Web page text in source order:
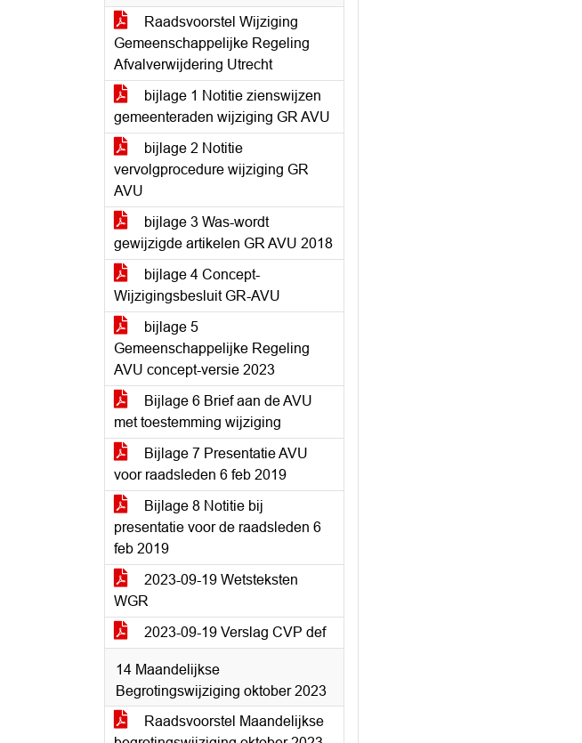
Raadsvoorstel Wijziging
Gemeenschappelijke Regeling
Afvalverwijdering Utrecht
bijlage 1 Notitie zienswijzen
gemeenteraden wijziging GR AVU
bijlage 2 Notitie
vervolgprocedure wijziging GR
AVU
bijlage 3 Was-wordt
gewijzigde artikelen GR AVU 2018
bijlage 4 Concept-
Wijzigingsbesluit GR-AVU
bijlage 5
Gemeenschappelijke Regeling
AVU concept-versie 2023
Bijlage 6 Brief aan de AVU
met toestemming wijziging
Bijlage 7 Presentatie AVU
voor raadsleden 6 feb 2019
Bijlage 8 Notitie bij
presentatie voor de raadsleden 6
feb 2019
2023-09-19 Wetsteksten
WGR
2023-09-19 Verslag CVP def
14 Maandelijkse
Begrotingswijziging oktober 2023
Raadsvoorstel Maandelijkse